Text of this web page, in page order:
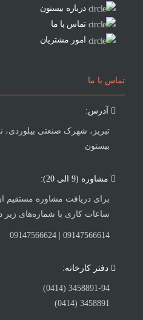
درباره بیستون
تماس با ما
امور مشتریان
تماس با ما
آدرس:
بیستون
مشاوره (9 الی 20):
برای دریافت مشاوره مستقیم
ساعات کاری با شماره‌های زیر
09147566614 | 09147566624
دفتر کارخانه:
3458891-94 (0414)
3458891 (0414)